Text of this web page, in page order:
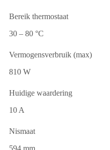
Bereik thermostaat
30 – 80 °C
Vermogensverbruik (max)
810 W
Huidige waardering
10 A
Nismaat
594 mm